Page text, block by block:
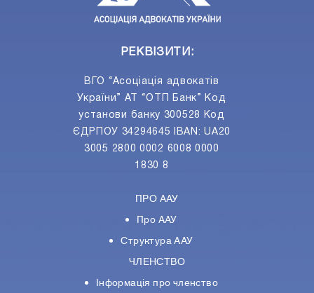
РЕКВІЗИТИ:
ВГО “Асоціація адвокатів
України” АТ “ОТП Банк” Код
установи банку 300528 Код
ЄДРПОУ 34294645 IBAN: UA20
3005 2800 0002 6008 0000
1830 8
ПРО ААУ
Про ААУ
Структура ААУ
ЧЛЕНСТВО
Інформація про членство